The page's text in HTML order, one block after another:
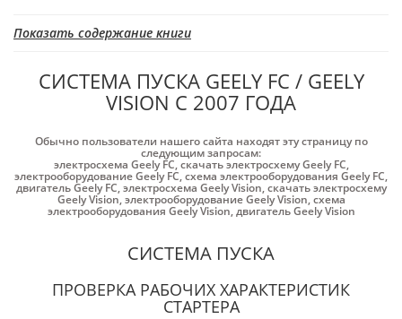
Показать содержание книги
СИСТЕМА ПУСКА GEELY FC / GEELY
VISION С 2007 ГОДА
Обычно пользователи нашего сайта находят эту страницу по
следующим запросам:
электросхема Geely FC,скачать электросхему Geely FC,
электрооборудование Geely FC,схема электрооборудования Geely FC,
двигатель Geely FC,электросхема Geely Vision,скачать электросхему
Geely Vision,электрооборудование Geely Vision,схема
электрооборудования Geely Vision,двигатель Geely Vision
СИСТЕМА ПУСКА
ПРОВЕРКА РАБОЧИХ ХАРАКТЕРИСТИК
СТАРТЕРА